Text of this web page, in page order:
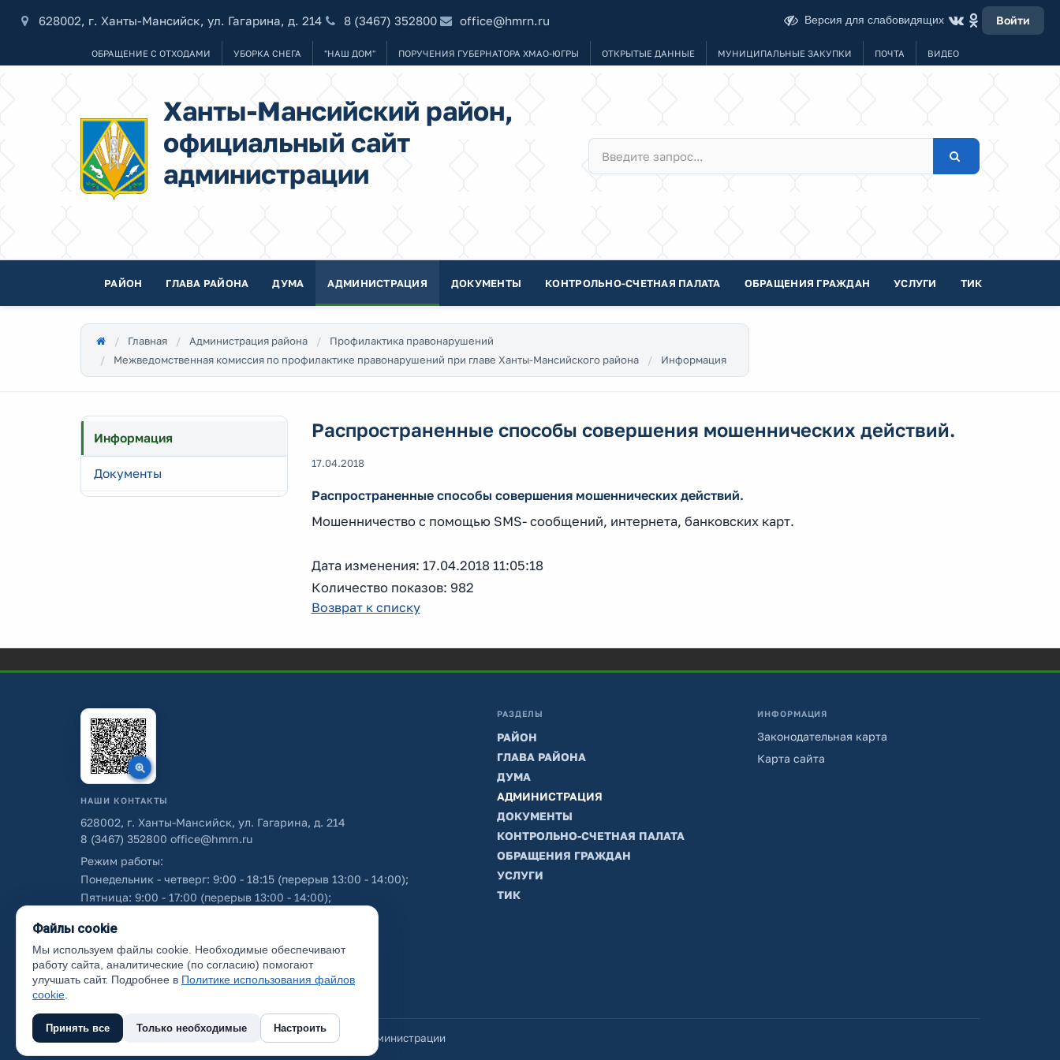
628002, г. Ханты-Мансийск, ул. Гагарина, д. 214 8 (3467) 352800 office@hmrn.ru Версия для слабовидящих Войти
ОБРАЩЕНИЕ С ОТХОДАМИ УБОРКА СНЕГА "НАШ ДОМ" ПОРУЧЕНИЯ ГУБЕРНАТОРА ХМАО-ЮГРЫ ОТКРЫТЫЕ ДАННЫЕ МУНИЦИПАЛЬНЫЕ ЗАКУПКИ ПОЧТА ВИДЕО
Ханты-Мансийский район,
официальный сайт
администрации
РАЙОН ГЛАВА РАЙОНА ДУМА АДМИНИСТРАЦИЯ ДОКУМЕНТЫ КОНТРОЛЬНО-СЧЕТНАЯ ПАЛАТА ОБРАЩЕНИЯ ГРАЖДАН УСЛУГИ ТИК
Главная Администрация района
Профилактика правонарушений
Межведомственная комиссия по профилактике правонарушений при главе Ханты-Мансийского района
Информация
Информация
Документы
Распространенные способы совершения мошеннических действий.
17.04.2018
Распространенные способы совершения мошеннических действий.
Мошенничество с помощью SMS- сообщений, интернета, банковских карт.
Дата изменения: 17.04.2018 11:05:18
Количество показов: 982
Возврат к списку
НАШИ КОНТАКТЫ
628002, г. Ханты-Мансийск, ул. Гагарина, д. 214
8 (3467) 352800 office@hmrn.ru
Режим работы:
Понедельник - четверг: 9:00 - 18:15 (перерыв 13:00 - 14:00);
Пятница: 9:00 - 17:00 (перерыв 13:00 - 14:00);
Об использовании персональных данных
РАЗДЕЛЫ
РАЙОН
ГЛАВА РАЙОНА
ДУМА
АДМИНИСТРАЦИЯ
ДОКУМЕНТЫ
КОНТРОЛЬНО-СЧЕТНАЯ ПАЛАТА
ОБРАЩЕНИЯ ГРАЖДАН
УСЛУГИ
ТИК
ИНФОРМАЦИЯ
Законодательная карта
Карта сайта
(с) 2017 Ханты-Мансийский район, официальный сайт администрации
Файлы cookie
Мы используем файлы cookie. Необходимые обеспечивают
работу сайта, аналитические (по согласию) помогают
улучшать сайт. Подробнее в Политике использования файлов
cookie
Принять все Только необходимые Настроить